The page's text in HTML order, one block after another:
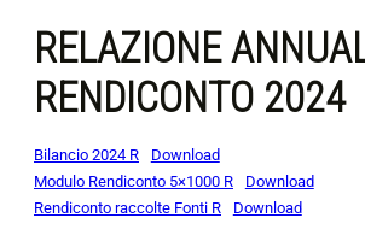
RELAZIONE
RENDICONTO 2024
Bilancio 2024 R
Download
Modulo Rendiconto 5×1000 R
Download
Rendiconto raccolte Fonti R
Download